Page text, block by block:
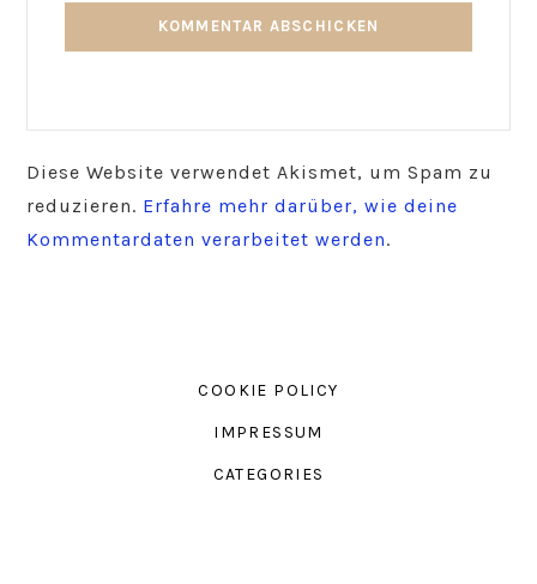
Diese Website verwendet Akismet, um Spam zu
reduzieren. Erfahre mehr darüber, wie deine
Kommentardaten verarbeitet werden.
COOKIE POLICY
IMPRESSUM
CATEGORIES